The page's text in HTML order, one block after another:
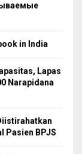
in India
Lapas
Narapidana
Pasien BPJS